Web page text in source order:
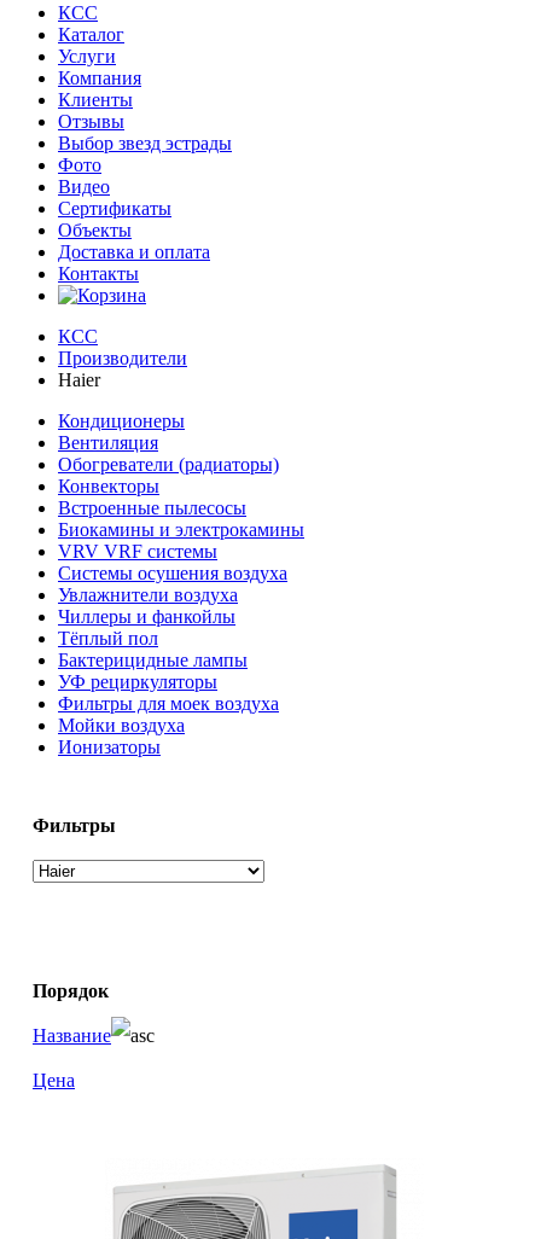
КСС
Каталог
Услуги
Компания
Клиенты
Oтзывы
Выбор звезд эстрады
Фото
Видео
Сертификаты
Объекты
Доставка и оплата
Контакты
КСС
Производители
Haier
Кондиционеры
Вентиляция
Обогреватели (радиаторы)
Конвекторы
Встроенные пылесосы
Биокамины и электрокамины
VRV VRF системы
Системы осушения воздуха
Увлажнители воздуха
Чиллеры и фанкойлы
Тёплый пол
Бактерицидные лампы
УФ рециркуляторы
Фильтры для моек воздуха
Мойки воздуха
Ионизаторы
Фильтры
Порядок
Название
Цена